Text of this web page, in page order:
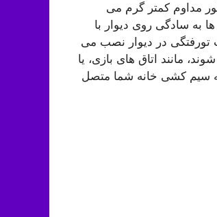
مداوم کمتر گرم می
به سادگی روی دیوار با
تورفتگی در دیوار نصب می
مانند اتاق های بازی، یا
به سیم کشی خانه شما متصل